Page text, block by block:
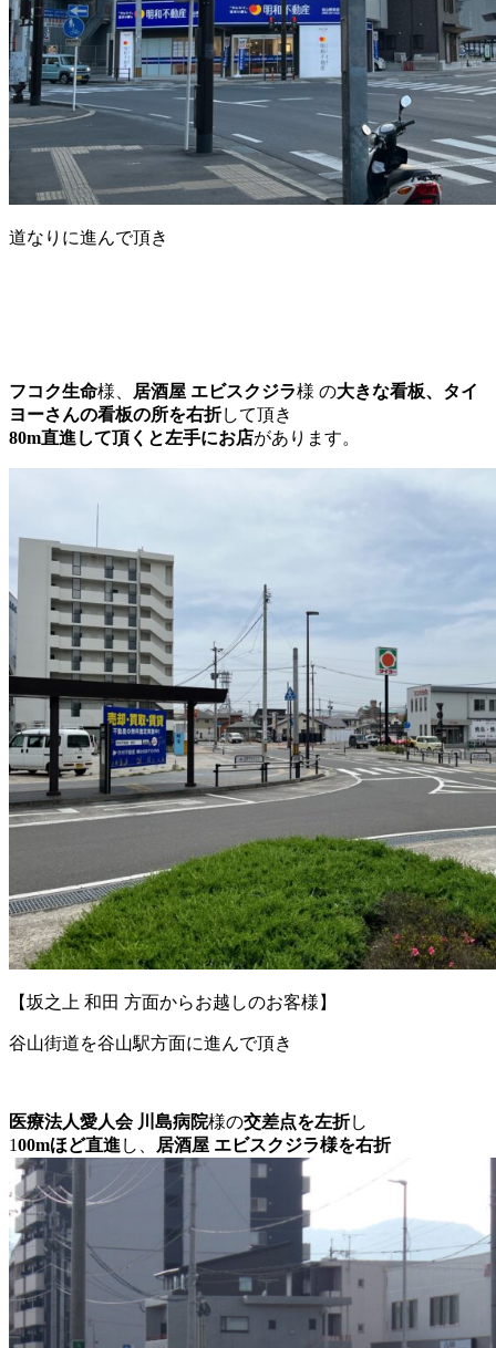
道なりに進んで頂き
フコク生命様、 居酒屋 エビスクジラ様 の大きな看板、タイ
ヨーさんの看板の所を右折して頂き
80m直進して頂くと左手にお店があります。
【坂之上 和田 方面からお越しのお客様】
谷山街道を谷山駅方面に進んで頂き
医療法人愛人会 川島病院様の交差点を左折し
100mほど直進 し、 居酒屋 エビスクジラ様を右折